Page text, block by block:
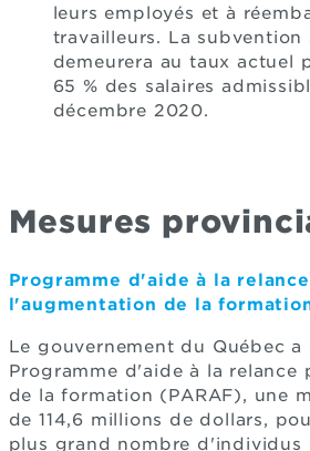
leurs employés et à
travailleurs. La subvention
demeurera au taux actuel
65 % des salaires
décembre 2020.
Mesures
Programme d'aide à la
l'augmentation de la
Le gouvernement du Québec a
Programme d'aide à la relance
de la formation (PARAF), une
de 114,6 millions de dollars,
plus grand nombre d'individus